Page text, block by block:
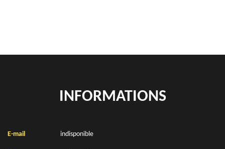
INFORMATIONS
E-mail indisponible